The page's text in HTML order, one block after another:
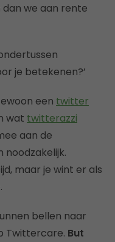
we aan rente
je betekenen?’
een twitter
wat twitterazzi
aan de
noodzakelijk.
maar je wint er als
bellen naar
Twittercare. But